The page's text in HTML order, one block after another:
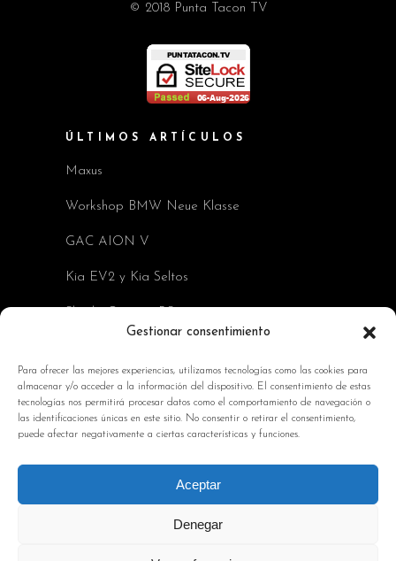
Gestionar consentimiento
Para ofrecer las mejores experiencias, utilizamos tecnologías como las cookies para
almacenar y/o acceder a la información del dispositivo. El consentimiento de estas
tecnologías nos permitirá procesar datos como el comportamiento de navegación o
las identificaciones únicas en este sitio. No consentir o retirar el consentimiento,
puede afectar negativamente a ciertas características y funciones.
Aceptar
Denegar
© 2018 Punta Tacon TV
ÚLTIMOS ARTÍCULOS
Maxus
Workshop BMW Neue Klasse
GAC AION V
Kia EV2 y Kia Seltos
Política de Cookies
Avisos Legales